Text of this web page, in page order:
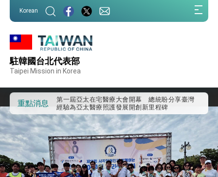
Korean
駐韓國台北代表部
Taipei Mission in Korea
重點消息
外交部重要言論
事處」，進一步深化台美交流合作
第一屆亞太在宅醫療大會開幕 總統盼分享臺灣
經驗為亞太醫療照護發展開創新里程碑
外交部發布WHA文宣影片「台灣醫療點亮世界」
及「台灣智慧醫療與健康產業展」預告短片，向
世界展現台灣守護全球健康的創新能量
總統出訪史瓦帝尼返國談話 強調臺灣人有權利
走向世界 盼與理念相近國家共同維護國際秩序
堅定走向世界 賴總統抵達史瓦帝尼王國進行國是
訪問